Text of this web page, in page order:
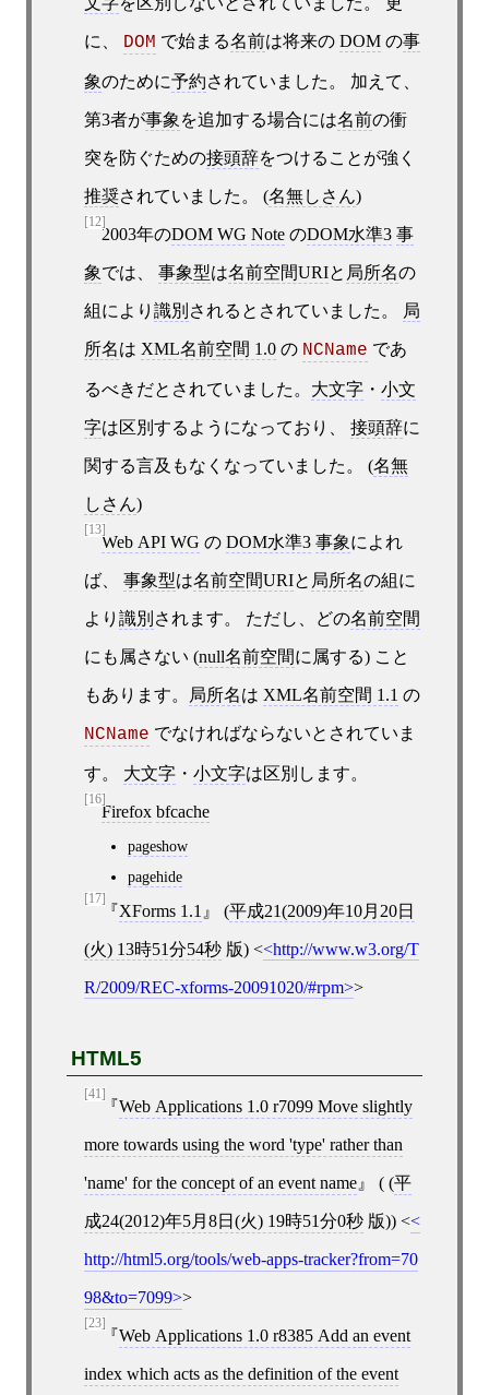
に、 DOM で始まる名前は将来の DOMの事
象のために予約されていました。 加えて、
第3者が事象 を追加する場合には名前の衝
突を防ぐための接頭辞をつけることが強く
推奨されていました。 (名無しさん)
[12]
2003年のDOM WG NoteのDOM水準3 事
象では、 事象型は名前空間URIと 局所名の
組により 識別 されるとされていました。 局
所名は XML名前空間 1.0の NCName であ
るべきだとされていました。 大文字・ 小文
字は区別するようになっており、 接頭辞に
関する言及もなくなっていました。 (名無
しさん)
[13]
Web API WG の DOM水準3 事象によれ
ば、 事象型は名前空間URIと 局所名の組に
より 識別 されます。 ただし、どの名前空間
にも属さない (null名前空間に属する) こと
もあります。 局所名は XML名前空間 1.1 の
NCName でなければならないとされていま
す。 大文字・ 小文字は区別します。
[16]
Firefox bfcache
pageshow
pagehide
[17]
XForms 1.1 (平成21(2009)年10月20日
(火) 13時51分54秒版) < http://www.w3.org/T
R/2009/REC-xforms-20091020/#rpm >
HTML5
[41]
Web Applications 1.0 r7099 Move slightly
more towards using the word 'type' rather than
'name' for the concept of an event name ( (平
成24(2012)年5月8日(火) 19時51分0秒版)) <
http://html5.org/tools/web-apps-tracker?from=70
98&to=7099 >
[23]
Web Applications 1.0 r8385 Add an event
index which acts as the definition of the event